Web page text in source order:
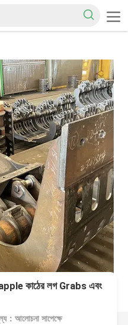
কাঠের লগ Grabs এবং
：আলোচনা সাপেক্ষে